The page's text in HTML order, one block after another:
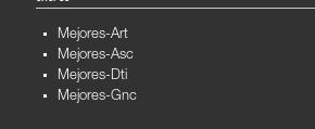
Mejores-Art
Mejores-Asc
Mejores-Dti
Mejores-Gnc